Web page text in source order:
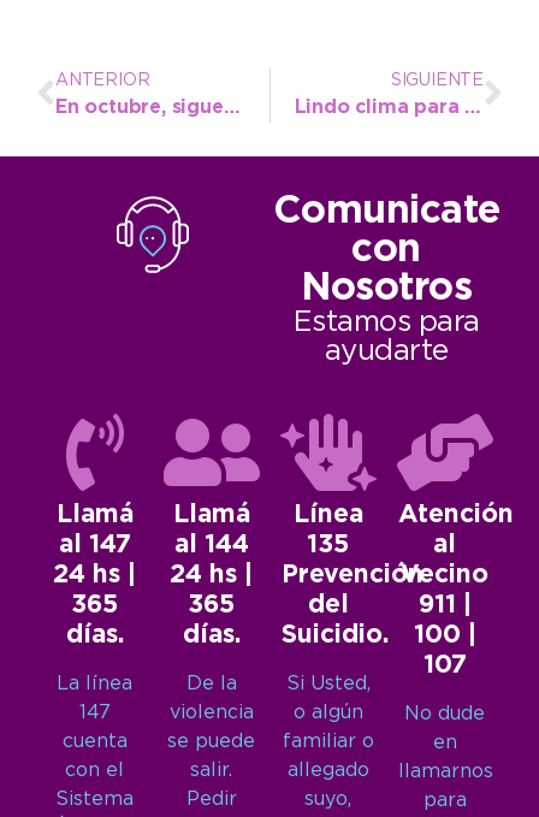
ANTERIOR
En octubre, sigue el asesoramiento en los centros de jubilados
SIGUIENTE
Lindo clima para este martes y los días siguientes
Comunicate
con
Nosotros
Estamos para
ayudarte
Llamá
al 147
24 hs |
365
días.
La línea
147
cuenta
con el
Sistema
Llamá
al 144
24 hs |
365
días.
De la
violencia
se puede
salir.
Pedir
Línea
135
Prevención
del
Suicidio.
Si Usted,
o algún
familiar o
allegado
suyo,
Atención
al
Vecino
911 |
100 |
107
No dude
en
llamarnos
para